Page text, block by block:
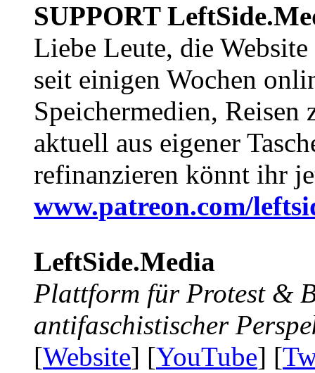
SUPPORT
Liebe Leute, die Website
seit einigen Wochen
Speichermedien, Reisen
aktuell aus eigener
refinanzieren könnt ihr
www.patreon.com/
LeftSide.Media
Plattform für Protest &
antifaschistischer
[Website] [YouTube] [